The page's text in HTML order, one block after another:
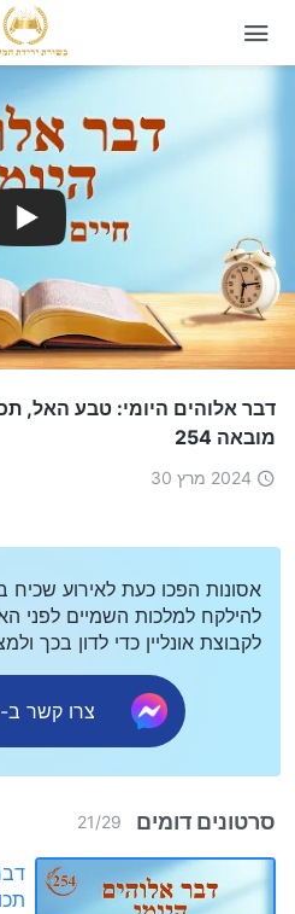
דבר אלוהים היומי: טבע האל,
מובאה 254
2024 מרץ 30
אסונות הפכו כעת לאירוע
להילקח למלכות השמיים לפני
לקבוצת אונליין כדי לדון בכך
צרו קשר ב-Messenger
סרטונים דומים 21/29